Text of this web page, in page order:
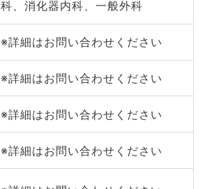
科、消化器内科、一般外科
※詳細はお問い合わせください
※詳細はお問い合わせください
※詳細はお問い合わせください
※詳細はお問い合わせください